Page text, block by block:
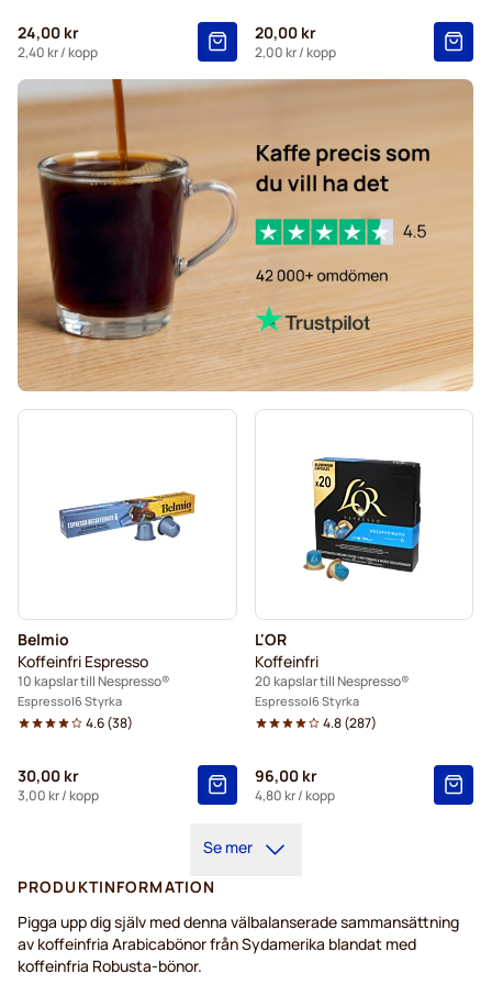
Kapslar till Nespresso®
Merrild-kaffekapslar för Nespresso®
Gevalia-kaffekapslar för Nespresso®
Belmio-kaffekapslar för Nespresso®
Friele-kaffekapslar för Nespresso®
24,00 kr
2,40 kr/ kopp
20,00 kr
2,00 kr/ kopp
Belmio
Koffeinfri Espresso
10 kapslar till Nespresso®
Espresso 6 Styrka
4.6(38)
30,00 kr
3,00 kr/ kopp
L'OR
Koffeinfri
20 kapslar till Nespresso®
Espresso 6 Styrka
4.8(287)
96,00 kr
4,80 kr/ kopp
Se mer
PRODUKTINFORMATION
Pigga upp dig själv med denna välbalanserade sammansättning
av koffeinfria Arabicabönor från Sydamerika blandat med
koffeinfria Robusta-bönor.